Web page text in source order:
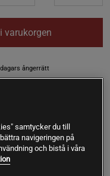
varukorgen
ångerrätt
går ju så fort...borde
samtycker du till
navigeringen på
och bistå i våra